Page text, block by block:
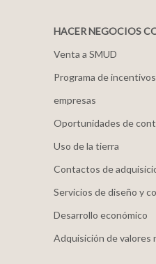
HACER NEGOCIOS
Venta a SMUD
Programa de
empresas
Oportunidades de
Uso de la tierra
Contactos de
Servicios de diseño y
Desarrollo económico
Adquisición de valores